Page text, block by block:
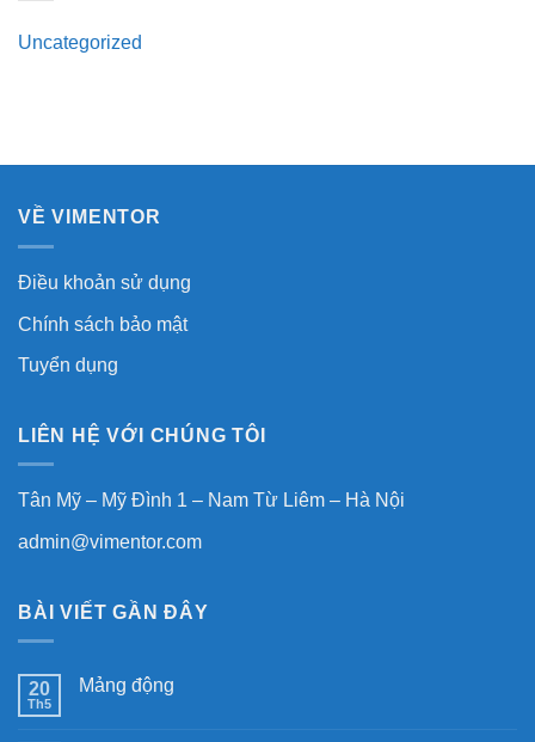
Uncategorized
VỀ VIMENTOR
Điều khoản sử dụng
Chính sách bảo mật
Tuyển dụng
LIÊN HỆ VỚI CHÚNG TÔI
Tân Mỹ – Mỹ Đình 1 – Nam Từ Liêm – Hà Nội
admin@vimentor.com
BÀI VIẾT GẦN ĐÂY
20
Th5
Mảng động